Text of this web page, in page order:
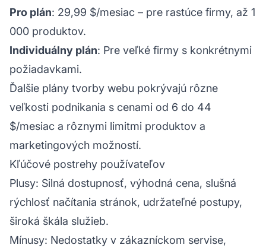
Pro plán: 29,99 $/mesiac – pre rastúce firmy, až 1
000 produktov.
Individuálny plán: Pre veľké firmy s konkrétnymi
požiadavkami.
Ďalšie plány tvorby webu pokrývajú rôzne
veľkosti podnikania s cenami od 6 do 44
$/mesiac a rôznymi limitmi produktov a
marketingových možností.
Kľúčové postrehy používateľov
Plusy: Silná dostupnosť, výhodná cena, slušná
rýchlosť načítania stránok, udržateľné postupy,
široká škála služieb.
Mínusy: Nedostatky v zákazníckom servise,